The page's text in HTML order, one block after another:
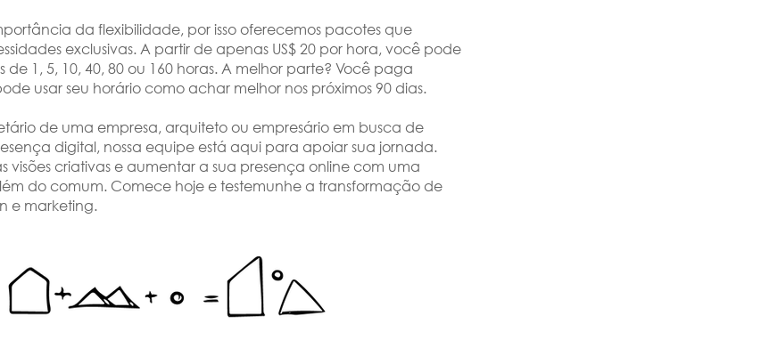
da flexibilidade, por isso oferecemos pacotes que
exclusivas. A partir de apenas US$ 20 por hora, você pode
1, 5, 10, 40, 80 ou 160 horas. A melhor parte? Você paga
usar seu horário como achar melhor nos próximos 90 dias.
de uma empresa, arquiteto ou empresário em busca de
digital, nossa equipe está aqui para apoiar sua jornada.
visões criativas e aumentar a sua presença online com uma
do comum. Comece hoje e testemunhe a transformação de
e marketing.